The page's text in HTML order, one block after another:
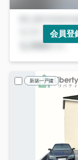
会員登
新築一戸建